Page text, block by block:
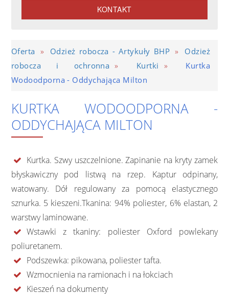
KONTAKT
Oferta » Odzież robocza - Artykuły BHP »
Odzież
robocza i ochronna » Kurtki »
Kurtka
Wodoodporna - Oddychająca Milton
KURTKA WODOODPORNA -
ODDYCHAJĄCA MILTON
Kurtka. Szwy uszczelnione. Zapinanie na kryty zamek
błyskawiczny pod listwą na rzep. Kaptur odpinany,
watowany. Dół regulowany za pomocą elastycznego
sznurka. 5 kieszeni.Tkanina: 94% poliester, 6% elastan, 2
warstwy laminowane.
Wstawki z tkaniny: poliester Oxford powlekany
poliuretanem.
Podszewka: pikowana, poliester tafta.
Wzmocnienia na ramionach i na łokciach
Kieszeń na dokumenty